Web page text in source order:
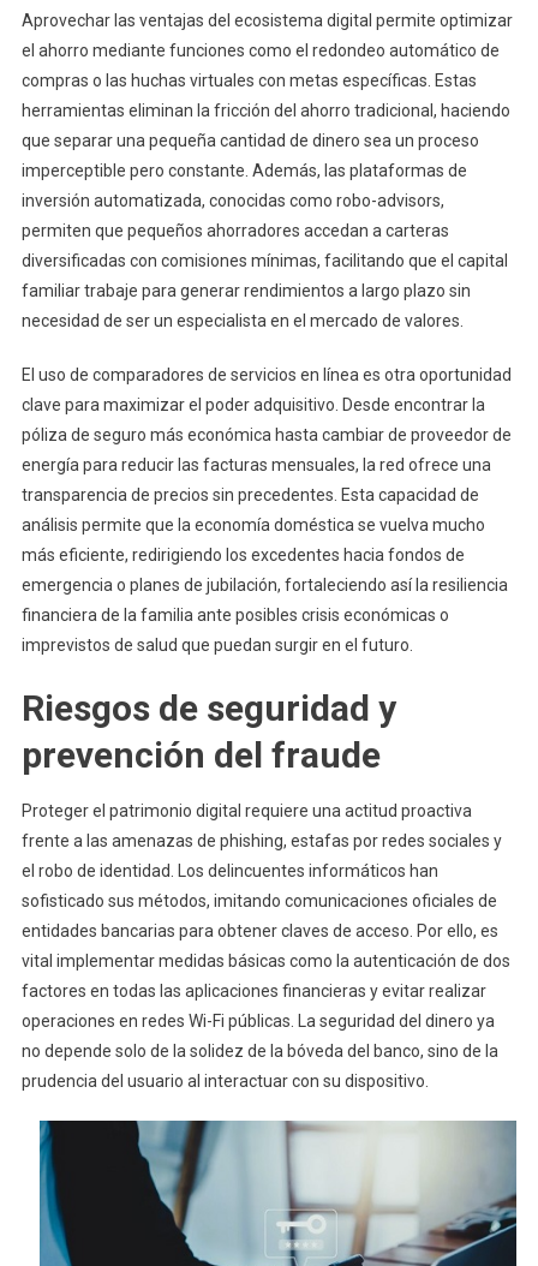
Aprovechar las ventajas del ecosistema digital permite optimizar
el ahorro mediante funciones como el redondeo automático de
compras o las huchas virtuales con metas específicas. Estas
herramientas eliminan la fricción del ahorro tradicional, haciendo
que separar una pequeña cantidad de dinero sea un proceso
imperceptible pero constante. Además, las plataformas de
inversión automatizada, conocidas como robo-advisors,
permiten que pequeños ahorradores accedan a carteras
diversificadas con comisiones mínimas, facilitando que el capital
familiar trabaje para generar rendimientos a largo plazo sin
necesidad de ser un especialista en el mercado de valores.
El uso de comparadores de servicios en línea es otra oportunidad
clave para maximizar el poder adquisitivo. Desde encontrar la
póliza de seguro más económica hasta cambiar de proveedor de
energía para reducir las facturas mensuales, la red ofrece una
transparencia de precios sin precedentes. Esta capacidad de
análisis permite que la economía doméstica se vuelva mucho
más eficiente, redirigiendo los excedentes hacia fondos de
emergencia o planes de jubilación, fortaleciendo así la resiliencia
financiera de la familia ante posibles crisis económicas o
imprevistos de salud que puedan surgir en el futuro.
Riesgos de seguridad y
prevención del fraude
Proteger el patrimonio digital requiere una actitud proactiva
frente a las amenazas de phishing, estafas por redes sociales y
el robo de identidad. Los delincuentes informáticos han
sofisticado sus métodos, imitando comunicaciones oficiales de
entidades bancarias para obtener claves de acceso. Por ello, es
vital implementar medidas básicas como la autenticación de dos
factores en todas las aplicaciones financieras y evitar realizar
operaciones en redes Wi-Fi públicas. La seguridad del dinero ya
no depende solo de la solidez de la bóveda del banco, sino de la
prudencia del usuario al interactuar con su dispositivo.